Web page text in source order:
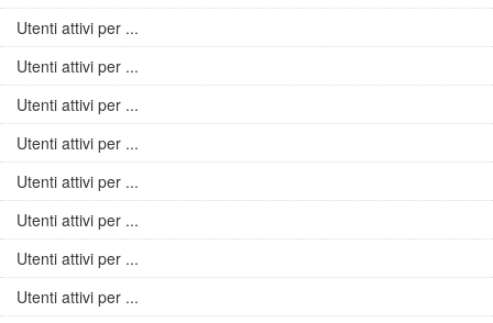
Utenti attivi per ...
Utenti attivi per ...
Utenti attivi per ...
Utenti attivi per ...
Utenti attivi per ...
Utenti attivi per ...
Utenti attivi per ...
Utenti attivi per ...